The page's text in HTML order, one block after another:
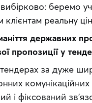
беремо
реальну
державних
пропозиції у
за дуже
і фіксований